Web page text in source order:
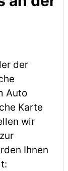
der
Auto
Karte
wir
Ihnen